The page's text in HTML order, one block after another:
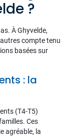
?
À Ghyvelde,
compte tenu
basées sur
: la
(T4-T5)
Ces
agréable, la